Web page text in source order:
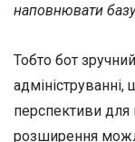
наповнювати
Тобто бот
перспективи
розширення